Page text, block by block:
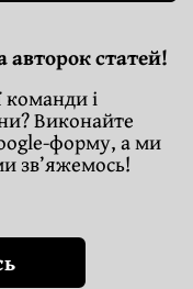
авторок статей!
і
Виконайте
форму, а ми
зв’яжемось!